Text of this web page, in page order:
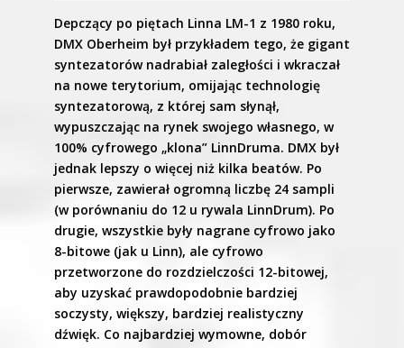
Depczący po piętach Linna LM-1 z 1980 roku,
DMX Oberheim był przykładem tego, że gigant
syntezatorów nadrabiał zaległości i wkraczał
na nowe terytorium, omijając technologię
syntezatorową, z której sam słynął,
wypuszczając na rynek swojego własnego, w
100% cyfrowego „klona” LinnDruma. DMX był
jednak lepszy o więcej niż kilka beatów. Po
pierwsze, zawierał ogromną liczbę 24 sampli
(w porównaniu do 12 u rywala LinnDrum). Po
drugie, wszystkie były nagrane cyfrowo jako
8-bitowe (jak u Linn), ale cyfrowo
przetworzone do rozdzielczości 12-bitowej,
aby uzyskać prawdopodobnie bardziej
soczysty, większy, bardziej realistyczny
dźwięk. Co najbardziej wymowne, dobór